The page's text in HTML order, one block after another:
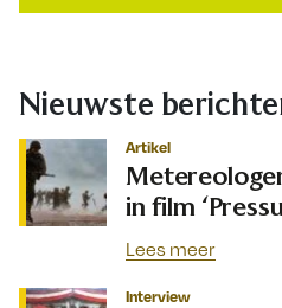
Nieuwste
Artikel
in film
Lees meer
Interview